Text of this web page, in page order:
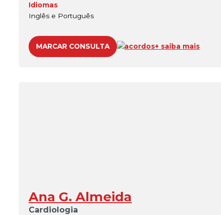
Idiomas
Inglês e Português
MARCAR CONSULTA acordos+ saiba mais
Ana G. Almeida
Cardiologia